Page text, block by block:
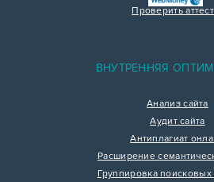
Проверить
ВНУТРЕННЯЯ
Анализ сайта
Аудит сайта
Антиплагиат
Расширение
Группировка поисковых